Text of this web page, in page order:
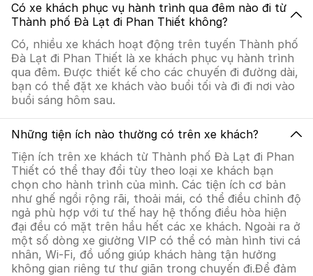
Có xe khách phục vụ hành trình qua đêm nào đi từ
Thành phố Đà Lạt đi Phan Thiết không?
Có, nhiều xe khách hoạt động trên tuyến Thành phố
Đà Lạt đi Phan Thiết là xe khách phục vụ hành trình
qua đêm. Được thiết kế cho các chuyến đi đường dài,
bạn có thể đặt xe khách vào buổi tối và đi đi nơi vào
buổi sáng hôm sau.
Những tiện ích nào thường có trên xe khách?
Tiện ích trên xe khách từ Thành phố Đà Lạt đi Phan
Thiết có thể thay đổi tùy theo loại xe khách bạn
chọn cho hành trình của mình. Các tiện ích cơ bản
như ghế ngồi rộng rãi, thoải mái, có thể điều chỉnh độ
ngả phù hợp với tư thế hay hệ thống điều hòa hiện
đại đều có mặt trên hầu hết các xe khách. Ngoài ra ở
một số dòng xe giường VIP có thể có màn hình tivi cá
nhân, Wi-Fi, đồ uống giúp khách hàng tận hưởng
không gian riêng tư thư giãn trong chuyến đi.Để đảm